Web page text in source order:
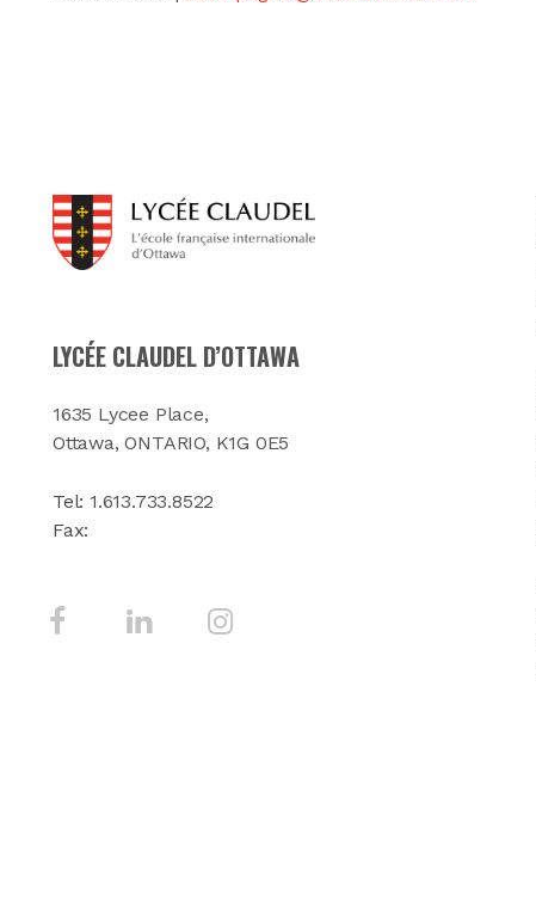
LYCÉE CLAUDEL D’OTTAWA
1635 Lycee Place,
Ottawa, ONTARIO, K1G 0E5
Tel: 1.613.733.8522
Fax: